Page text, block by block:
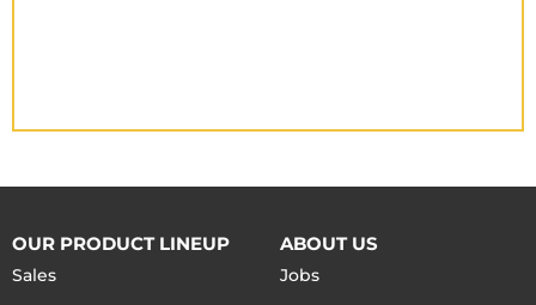
OUR PRODUCT LINEUP
Sales
ABOUT US
Jobs